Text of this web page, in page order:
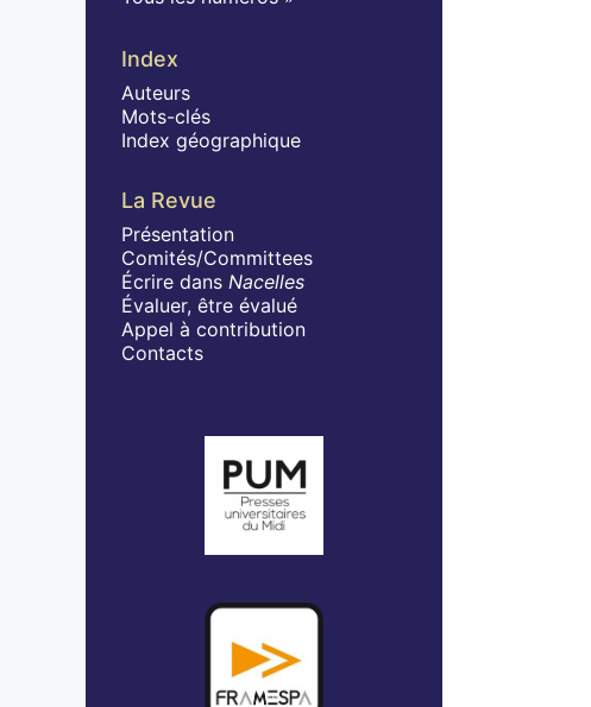
Index
Auteurs
Mots-clés
Index géographique
La Revue
Présentation
Comités/Committees
Écrire dans Nacelles
Évaluer, être évalué
Appel à contribution
Contacts